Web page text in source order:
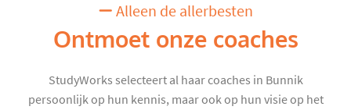
Alleen de allerbesten
Ontmoet onze coaches
StudyWorks selecteert al haar coaches in Bunnik
persoonlijk op hun kennis, maar ook op hun visie op het